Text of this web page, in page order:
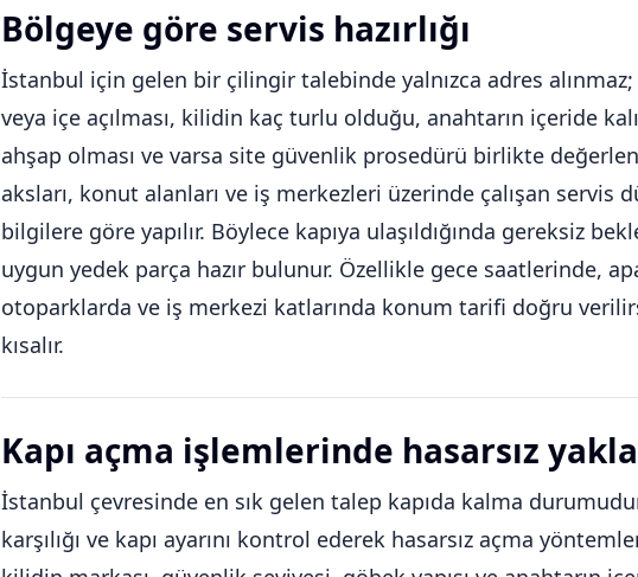
Bölgeye göre servis hazırlığı
İstanbul için gelen bir çilingir talebinde yalnızca adres alınmaz;
veya içe açılması, kilidin kaç turlu olduğu, anahtarın içeride
ahşap olması ve varsa site güvenlik prosedürü birlikte
aksları, konut alanları ve iş merkezleri üzerinde çalışan servis
bilgilere göre yapılır. Böylece kapıya ulaşıldığında gereksiz
uygun yedek parça hazır bulunur. Özellikle gece saatlerinde,
otoparklarda ve iş merkezi katlarında konum tarifi doğru
kısalır.
Kapı açma işlemlerinde hasarsız
İstanbul çevresinde en sık gelen talep kapıda kalma
karşılığı ve kapı ayarını kontrol ederek hasarsız açma